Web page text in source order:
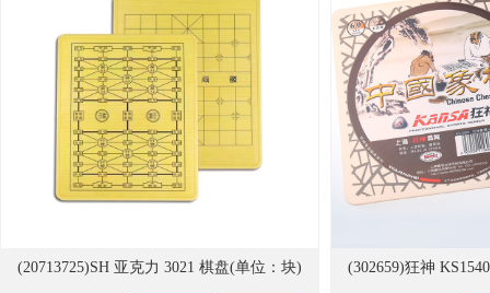
(20713725)SH 亚克力 3021 棋盘(单位：块)